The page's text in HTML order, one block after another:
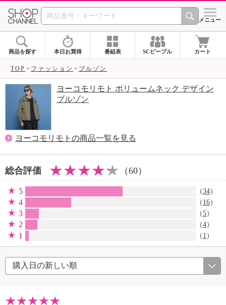
SHOP CHANNEL シメニュー
商品を探す 本日お買得 番組表 SCピープル カート
TOP ファッション ブルゾン
ヨーコモリモト ボリュームネック デザイン
ブルゾン
ヨーコモリモトの商品一覧を見る
総合評価 （60）
5 （34）
4 （ 16）
3 （5）
2 （4）
1 （ 1 ）